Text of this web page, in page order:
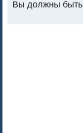
Вы должны быть